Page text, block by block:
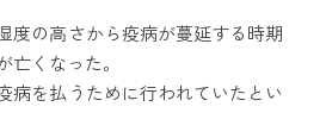
度の高さから疫病が蔓延する時期
亡くなった。
病を払うために行われていたとい